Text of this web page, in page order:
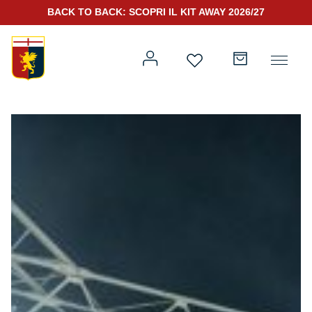
Prima squadra
Genoa for Special
Rappresentanza
Kit Gara 25/26
BACK TO BACK: SCOPRI IL KIT AWAY 2026/27